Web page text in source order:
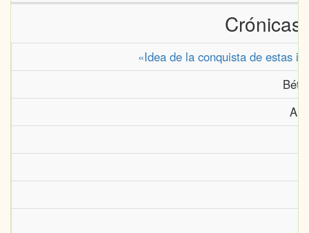
Crónicas
«Idea de la conquista de estas